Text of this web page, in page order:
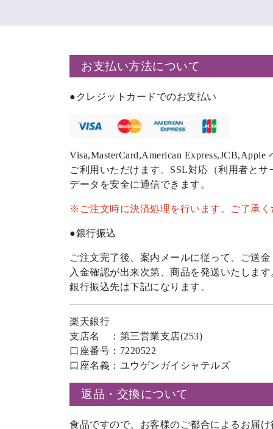
お支払い方法について
クレジットカードでのお支払い
Visa,MasterCard,American
ご利用いただけます。SSL対応（利用者と
データを安全に通信できます。
※ご注文時に決済処理を行います。ご了承く
銀行振込
ご注文完了後、案内メールに従って、ご送
入金確認が出来次第、商品を発送いたします
銀行振込先は下記になります。
楽天銀行
支店名 ：第三営業支店(253)
口座番号：7220522
口座名義：ユウゲンガイシャテルズ
返品・交換について
食品ですので、お客様のご都合によるお届